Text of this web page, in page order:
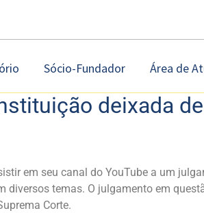
Sócio-Fundador Área de
deixada
em seu canal do YouTube a um
temas. O julgamento em
Corte.